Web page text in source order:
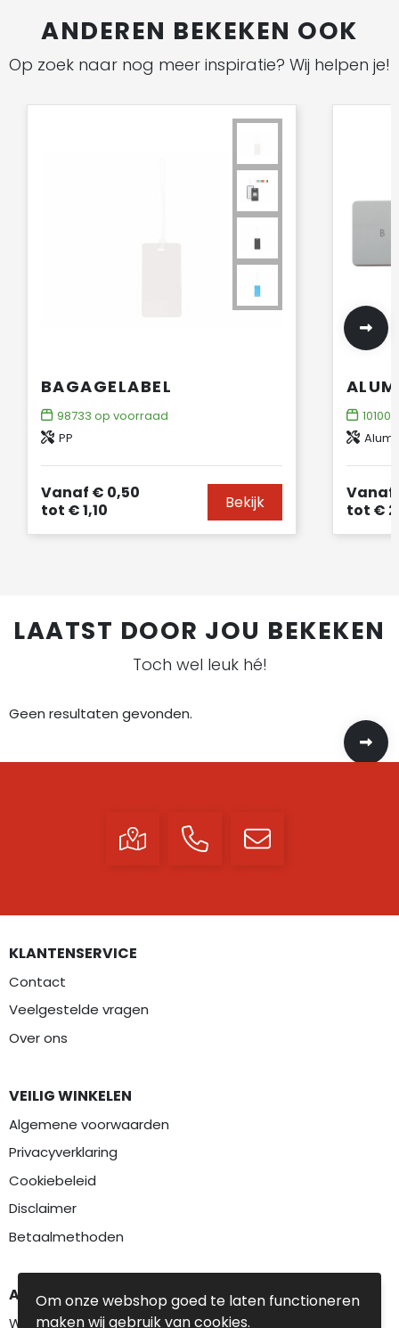
ANDEREN BEKEKEN OOK
Op zoek naar nog meer inspiratie? Wij helpen je!
BAGAGELABEL
98733 op voorraad
PP
Vanaf € 0,50
tot € 1,10 Bekijk
10100
Vanaf
tot €
LAATST DOOR JOU BEKEKEN
Toch wel leuk hé!
Geen resultaten gevonden.
KLANTENSERVICE
Contact
Veelgestelde vragen
Over ons
VEILIG WINKELEN
Algemene voorwaarden
Privacyverklaring
Cookiebeleid
Disclaimer
Betaalmethoden
AANBEVOLEN CATEGORIEËN
Werkkleding
Om onze webshop goed te laten functioneren
maken wij gebruik van cookies.